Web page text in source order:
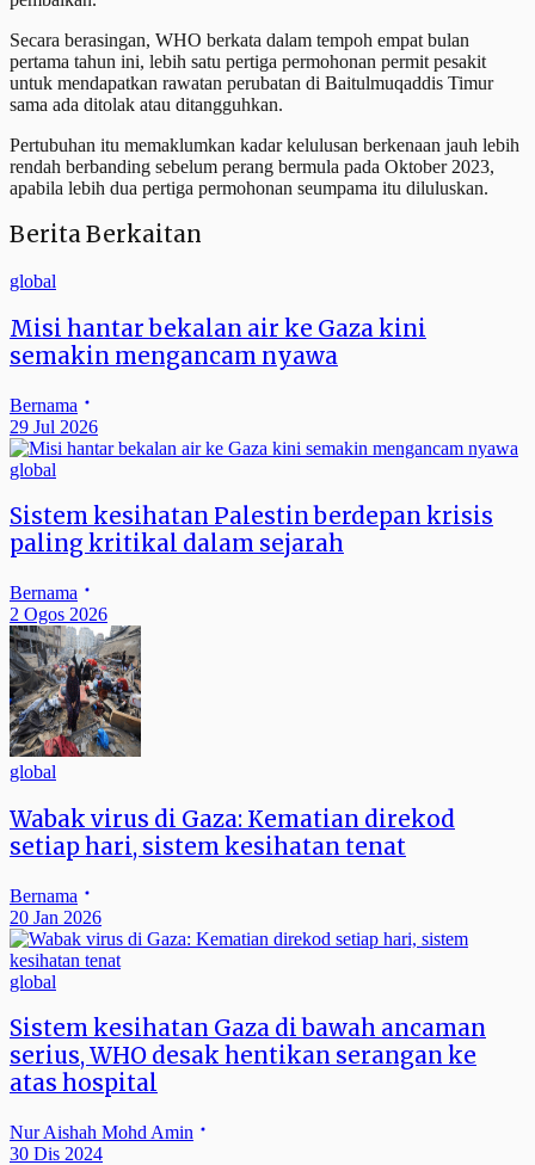
Secara berasingan, WHO berkata dalam tempoh empat bulan
pertama tahun ini, lebih satu pertiga permohonan permit pesakit
untuk mendapatkan rawatan perubatan di Baitulmuqaddis Timur
sama ada ditolak atau ditangguhkan.
Pertubuhan itu memaklumkan kadar kelulusan berkenaan jauh lebih
rendah berbanding sebelum perang bermula pada Oktober 2023,
apabila lebih dua pertiga permohonan seumpama itu diluluskan.
Berita Berkaitan
global
Misi hantar bekalan air ke Gaza kini
semakin mengancam nyawa
Bernama
29 Jul 2026
global
Sistem kesihatan Palestin berdepan krisis
paling kritikal dalam sejarah
Bernama
2 Ogos 2026
global
Wabak virus di Gaza: Kematian direkod
setiap hari, sistem kesihatan tenat
Bernama
20 Jan 2026
global
Sistem kesihatan Gaza di bawah ancaman
serius, WHO desak hentikan serangan ke
atas hospital
Nur Aishah Mohd Amin
30 Dis 2024